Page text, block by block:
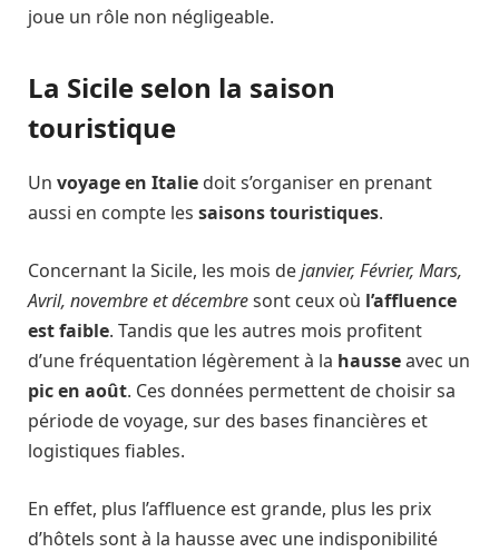
joue un rôle non négligeable.
La Sicile selon la saison
touristique
Un voyage en Italie doit s’organiser en prenant
aussi en compte les saisonstouristiques.
Concernant la Sicile, les mois dejanvier, Février, Mars,
Avril, novembre et décembresont ceux où l’affluence
estfaible. Tandis que les autres mois profitent
d’une fréquentation légèrement à la hausseavec un
pic en août. Ces données permettent de choisir sa
période de voyage, sur des bases financières et
logistiques fiables.
En effet, plus l’affluence est grande, plus les prix
d’hôtels sont à la hausse avec une indisponibilité